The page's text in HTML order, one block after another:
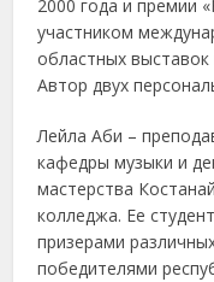
2000 года и премии
участником
областных выставок
Автор двух
Лейла Аби –
кафедры музыки и
мастерства
колледжа. Ее
призерами
победителями